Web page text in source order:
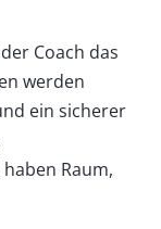
Coach das
werden
ein sicherer
Raum,